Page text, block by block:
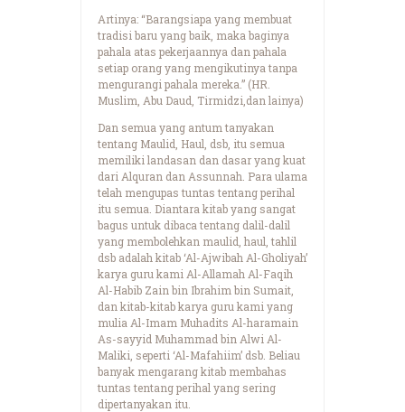
Artinya: “Barangsiapa yang membuat
tradisi baru yang baik, maka baginya
pahala atas pekerjaannya dan pahala
setiap orang yang mengikutinya tanpa
mengurangi pahala mereka.” (HR.
Muslim, Abu Daud, Tirmidzi,dan lainya)
Dan semua yang antum tanyakan
tentang Maulid, Haul, dsb, itu semua
memiliki landasan dan dasar yang kuat
dari Alquran dan Assunnah. Para ulama
telah mengupas tuntas tentang perihal
itu semua. Diantara kitab yang sangat
bagus untuk dibaca tentang dalil-dalil
yang membolehkan maulid, haul, tahlil
dsb adalah kitab ‘Al-Ajwibah Al-Gholiyah’
karya guru kami Al-Allamah Al-Faqih
Al-Habib Zain bin Ibrahim bin Sumait,
dan kitab-kitab karya guru kami yang
mulia Al-Imam Muhadits Al-haramain
As-sayyid Muhammad bin Alwi Al-
Maliki, seperti ‘Al-Mafahiim’ dsb. Beliau
banyak mengarang kitab membahas
tuntas tentang perihal yang sering
dipertanyakan itu.